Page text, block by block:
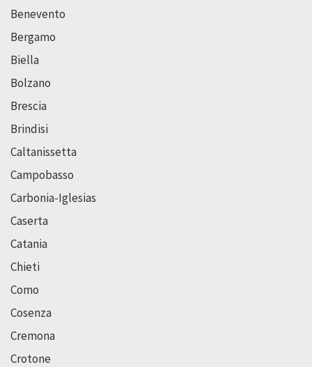
Benevento
Bergamo
Biella
Bolzano
Brescia
Brindisi
Caltanissetta
Campobasso
Carbonia-Iglesias
Caserta
Catania
Chieti
Como
Cosenza
Cremona
Crotone